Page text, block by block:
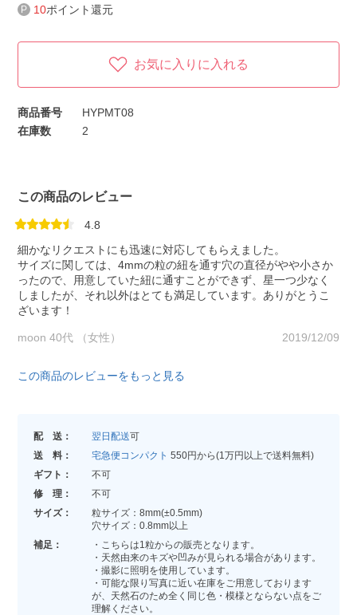
10ポイント還元
お気に入りに入れる
商品番号
HYPMT08
在庫数
2
この商品のレビュー
4.8
細かなリクエストにも迅速に対応してもらえました。
サイズに関しては、4mmの粒の紐を通す穴の直径がやや小さか
ったので、用意していた紐に通すことができず、星一つ少なく
しましたが、それ以外はとても満足しています。ありがとうこ
ざいます！
moon 40代 （女性） 2019/12/09
この商品のレビューをもっと見る
配 送： 翌日配送可
送 料：
宅急便コンパクト 550円から(1万円以上で送料無料)
ギフト：
不可
修 理：
不可
サイズ：
粒サイズ：8mm(±0.5mm)
穴サイズ：0.8mm以上
補足：
・こちらは1粒からの販売となります。
・天然由来のキズや凹みが見られる場合があります。
・撮影に照明を使用しています。
・可能な限り写真に近い在庫をご用意しております
が、天然石のため全く同じ色・模様とならない点をご
理解ください。